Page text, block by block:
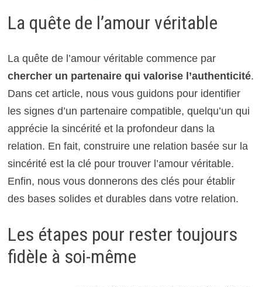
La quête de l’amour véritable
La quête de l’amour véritable commence par
chercher un partenaire qui valorise l’authenticité.
Dans cet article, nous vous guidons pour identifier
les signes d’un partenaire compatible, quelqu’un qui
apprécie la sincérité et la profondeur dans la
relation. En fait, construire une relation basée sur la
sincérité est la clé pour trouver l’amour véritable.
Enfin, nous vous donnerons des clés pour établir
des bases solides et durables dans votre relation.
Les étapes pour rester toujours
fidèle à soi-même